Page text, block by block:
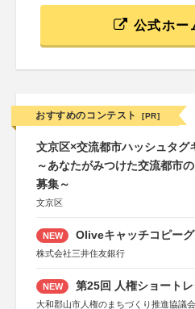
公式ホー
おすすめのコンテスト [PR]
文京区×交流都市ハッシュタグ
～あなたがみつけた交流都市
募集～
文京区
NEW Oliveキャッチコピー
株式会社三井住友銀行
NEW 第25回 人権ショート
大和郡山市人権のまちづくり推進協議会